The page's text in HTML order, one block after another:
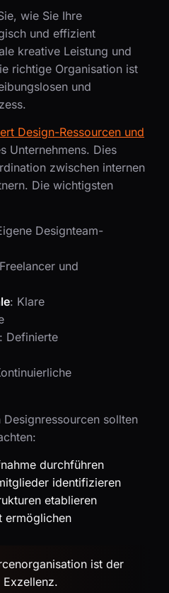
wie Sie Ihre
und effizient
kreative Leistung und
richtige Organisation ist
und
Design-Ressourcen und
Unternehmens. Dies
zwischen internen
Die wichtigsten
Designteam-
und
: Klare
: Definierte
sollten
durchführen
identifizieren
etablieren
ermöglichen
ist der